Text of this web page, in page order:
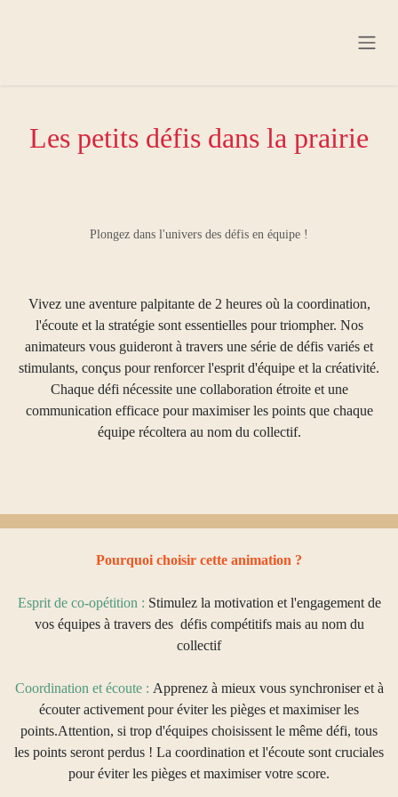
Les petits défis dans la prairie
Plongez dans l'univers des défis en équipe !
Vivez une aventure palpitante de 2 heures où la coordination,
l'écoute et la stratégie sont essentielles pour triompher. Nos
animateurs vous guideront à travers une série de défis variés et
stimulants, conçus pour renforcer l'esprit d'équipe et la créativité.
Chaque défi nécessite une collaboration étroite et une
communication efficace pour maximiser les points que chaque
équipe récoltera au nom du collectif.
PrécédentSuivant
Pourquoi choisir cette animation ?
Esprit de co-opétition : Stimulez la motivation et l'engagement de
vos équipes à travers des défis compétitifs mais au nom du
collectif
Coordination et écoute : Apprenez à mieux vous synchroniser et à
écouter activement pour éviter les pièges et maximiser les
points.Attention, si trop d'équipes choisissent le même défi, tous
les points seront perdus ! La coordination et l'écoute sont cruciales
pour éviter les pièges et maximiser votre score.